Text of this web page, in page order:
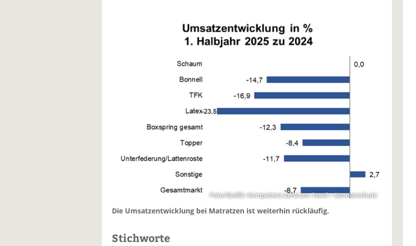
Foto/Grafik: Kompetenz-Zentrum Textil + Sonnenschutz
Die Umsatzentwicklung bei Matratzen ist weiterhin rückläufig.
Stichworte